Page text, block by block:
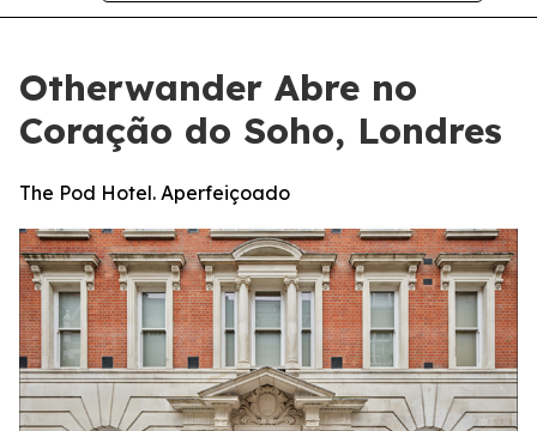
Otherwander Abre no
Coração do Soho, Londres
The Pod Hotel. Aperfeiçoado